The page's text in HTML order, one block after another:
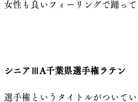
女性も良いフィーリングで踊って
シニアⅢA千葉県選手権ラテン
選手権というタイトルがついてい